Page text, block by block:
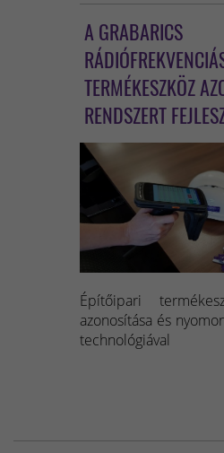
A GRABARICS
TERMÉKESZKÖZ
RENDSZERT
Építőipari
azonosítása és
technológiával